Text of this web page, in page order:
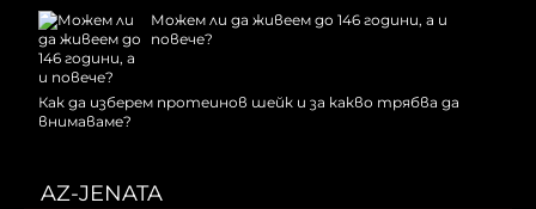
Можем ли да живеем до 146 години, а и
повече?
Как да изберем протеинов шейк и за какво трябва да
внимаваме?
AZ-JENATA